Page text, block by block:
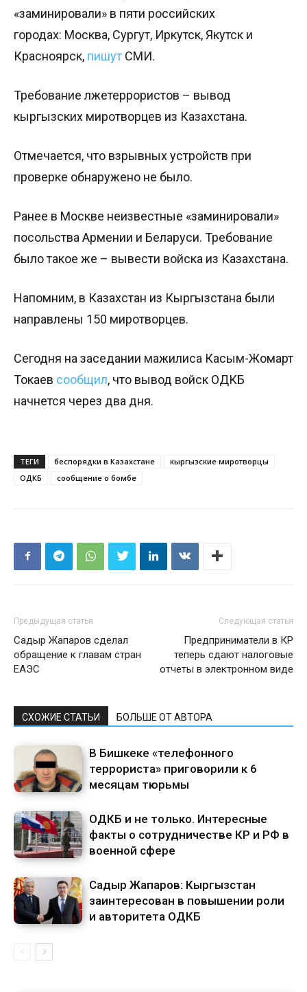
«заминировали» в пяти российских
городах: Москва, Сургут, Иркутск, Якутск и
Красноярск, пишут СМИ.
Требование лжетеррористов – вывод
кыргызских миротворцев из Казахстана.
Отмечается, что взрывных устройств при
проверке обнаружено не было.
Ранее в Москве неизвестные «заминировали»
посольства Армении и Беларуси. Требование
было такое же – вывести войска из Казахстана.
Напомним, в Казахстан из Кыргызстана были
направлены 150 миротворцев.
Сегодня на заседании мажилиса Касым-Жомарт
Токаев сообщил, что вывод войск ОДКБ
начнется через два дня.
ТЕГИ беспорядки в Казахстане
кыргызские миротворцы
ОДКБ
сообщение о бомбе
Предыдущая статья
Садыр Жапаров сделал
обращение к главам стран
ЕАЭС
Следующая статья
Предприниматели в КР
теперь сдают налоговые
отчеты в электронном виде
СХОЖИЕ СТАТЬИ БОЛЬШЕ ОТ АВТОРА
В Бишкеке «телефонного
террориста» приговорили к 6
месяцам тюрьмы
ОДКБ и не только. Интересные
факты о сотрудничестве КР и РФ в
военной сфере
Садыр Жапаров: Кыргызстан
заинтересован в повышении роли
и авторитета ОДКБ